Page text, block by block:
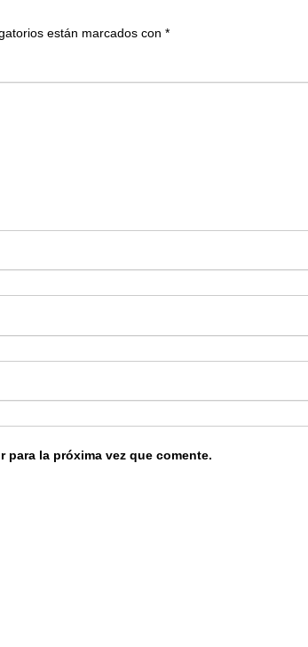
están marcados con *
para la próxima vez que comente.